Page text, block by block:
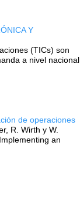
Y
(TICs) son
a nivel nacional
de operaciones
R. Wirth y W.
an